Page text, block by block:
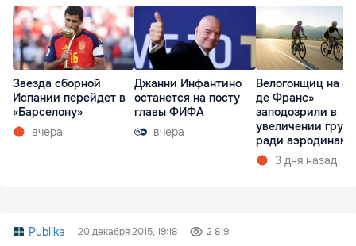
Звезда сборной
Испании перейдет в
«Барселону»
вчера
Джанни Инфантино
останется на посту
главы ФИФА
вчера
Велогонщиц на
де Франс»
заподозрили в
увеличении
ради
3 дня назад
Publika 20 декабря 2015, 19:18 2 819